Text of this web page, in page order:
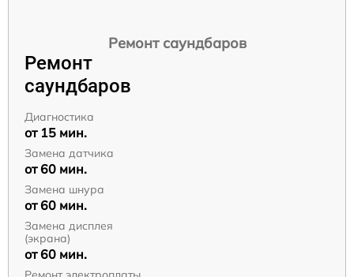
Ремонт саундбаров
Ремонт
саундбаров
Диагностика
от 15 мин.
Замена датчика
от 60 мин.
Замена шнура
от 60 мин.
Замена дисплея
(экрана)
от 60 мин.